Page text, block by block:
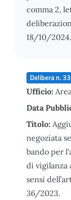
comma 2,
18/10/2024.
Delibera n.
Ufficio:
Data
Titolo:
negoziata
bando per
di vigilanza
sensi
36/2023.